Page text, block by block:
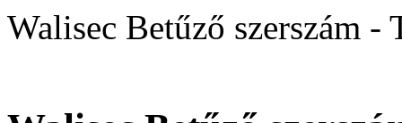
Walisec Betűző szerszám -